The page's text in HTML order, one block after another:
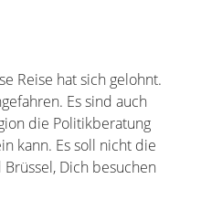
Reise hat sich gelohnt.
Es sind auch
die Politikberatung
kann. Es soll nicht die
Dich besuchen